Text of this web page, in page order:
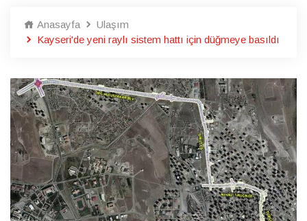
Anasayfa
Ulaşım
Kayseri'de yeni raylı sistem hattı için düğmeye basıldı